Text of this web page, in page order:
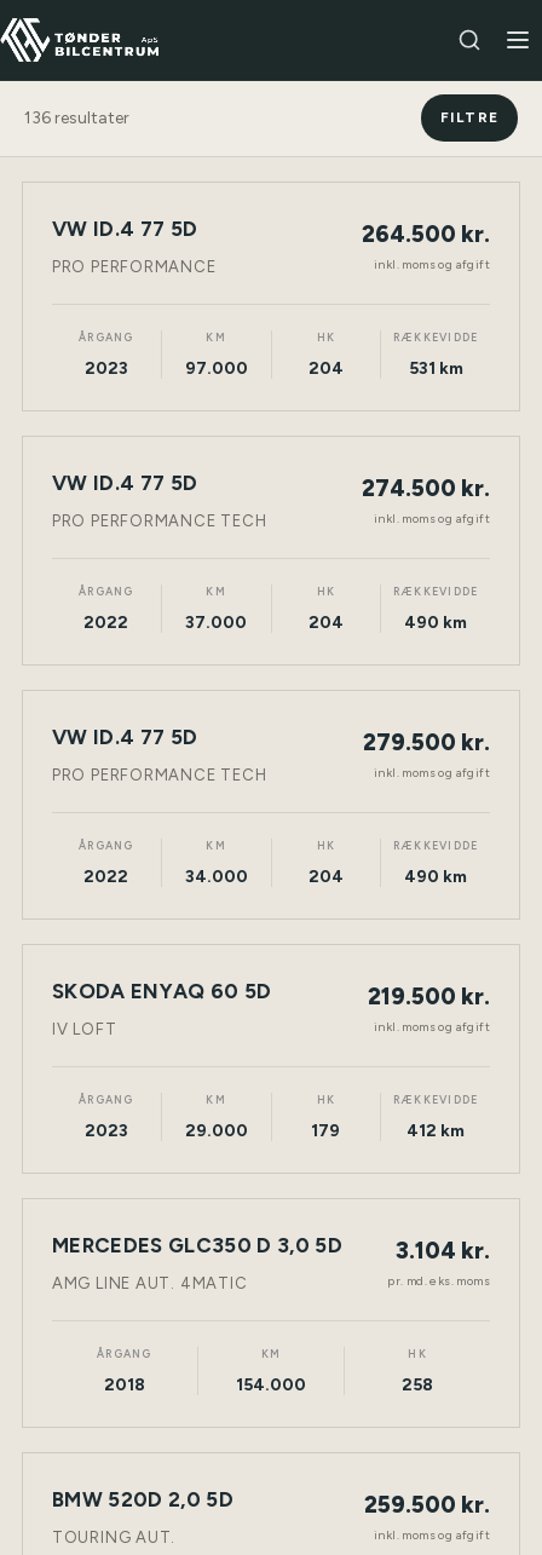
136 resultater FILTRE
NY BIL ELEKTRISK TØNDER
VW ID.4 77 5D
PRO PERFORMANCE
264.500 kr.
inkl. moms og afgift
ÅRGANG
2023
KM
97.000
HK
204
RÆKKEVIDDE
531 km
NY BIL ELEKTRISK TØNDER
VW ID.4 77 5D
PRO PERFORMANCE TECH
274.500 kr.
inkl. moms og afgift
ÅRGANG
2022
KM
37.000
HK
204
RÆKKEVIDDE
490 km
NY BIL ELEKTRISK TØNDER
VW ID.4 77 5D
PRO PERFORMANCE TECH
279.500 kr.
inkl. moms og afgift
ÅRGANG
2022
KM
34.000
HK
204
RÆKKEVIDDE
490 km
NY BIL ELEKTRISK TØNDER
SKODA ENYAQ 60 5D
IV LOFT
219.500 kr.
inkl. moms og afgift
ÅRGANG
2023
KM
29.000
HK
179
RÆKKEVIDDE
412 km
LEASING NY BIL DIESEL TØNDER
MERCEDES GLC350 D 3,0 5D
AMG LINE AUT. 4MATIC
3.104 kr.
pr. md. eks. moms
ÅRGANG
2018
KM
154.000
HK
258
NY BIL DIESEL TØNDER
BMW 520D 2,0 5D
TOURING AUT.
259.500 kr.
inkl. moms og afgift